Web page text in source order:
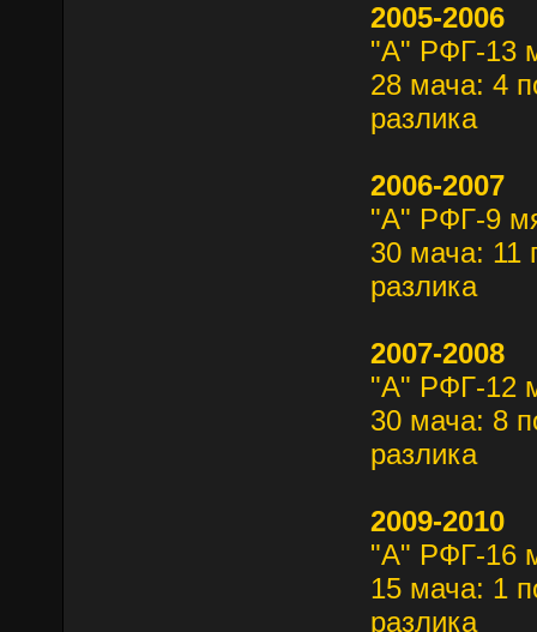
2005-2006
"А" РФГ-13
28 мача: 4
разлика
2006-2007
"А" РФГ-9
30 мача: 11
разлика
2007-2008
"А" РФГ-12
30 мача: 8
разлика
2009-2010
"А" РФГ-16
15 мача: 1
разлика